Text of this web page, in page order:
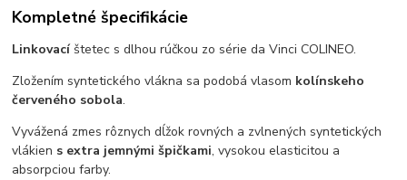
Kompletné špecifikácie
Linkovací štetec s dlhou rúčkou zo série da Vinci COLINEO.
Zložením syntetického vlákna sa podobá vlasom kolínskeho
červeného sobola.
Vyvážená zmes rôznych dĺžok rovných a zvlnených syntetických
vlákien s extra jemnými špičkami, vysokou elasticitou a
absorpciou farby.